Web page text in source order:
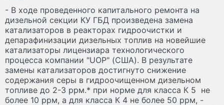
- В ходе проведенного капитального ремонта на
дизельной секции КУ ГБД произведена замена
катализаторов в реакторах гидроочистки и
депарафинизации дизельных топлив на новейшие
катализаторы лицензиара технологического
процесса компании "UOP" (США). В результате
замены катализаторов достигнуто снижение
содержания серы в гидроочищенном дизельном
топливе до 2-3 ррм.* при норме для класса К 5 не
более 10 ррм, а для класса К 4 не более 50 ррм, -